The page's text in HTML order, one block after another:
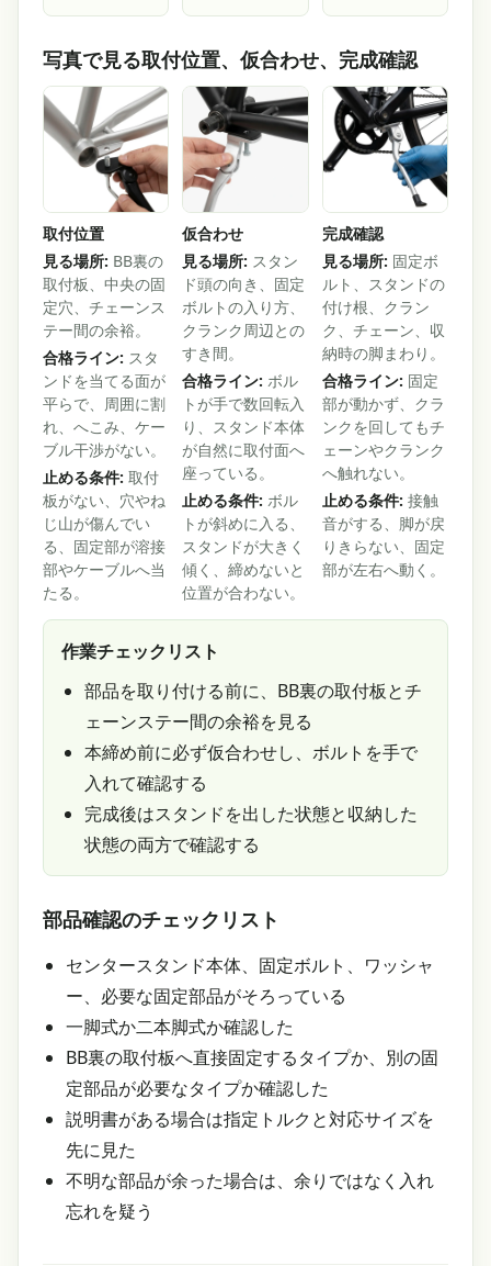
写真で見る取付位置、仮合わせ、完成確認
取付位置
見る場所: BB裏の
取付板、中央の固
定穴、チェーンス
テー間の余裕。
合格ライン: スタ
ンドを当てる面が
平らで、周囲に割
れ、へこみ、ケー
ブル干渉がない。
止める条件: 取付
板がない、穴やね
じ山が傷んでい
る、固定部が溶接
部やケーブルへ当
たる。
仮合わせ
見る場所: スタン
ド頭の向き、固定
ボルトの入り方、
クランク周辺との
すき間。
合格ライン: ボル
トが手で数回転入
り、スタンド本体
が自然に取付面へ
座っている。
止める条件: ボル
トが斜めに入る、
スタンドが大きく
傾く、締めないと
位置が合わない。
完成確認
見る場所: 固定ボ
ルト、スタンドの
付け根、クラン
ク、チェーン、収
納時の脚まわり。
合格ライン: 固定
部が動かず、クラ
ンクを回してもチ
ェーンやクランク
へ触れない。
止める条件: 接触
音がする、脚が戻
りきらない、固定
部が左右へ動く。
作業チェックリスト
部品を取り付ける前に、BB裏の取付板とチ
ェーンステー間の余裕を見る
本締め前に必ず仮合わせし、ボルトを手で
入れて確認する
完成後はスタンドを出した状態と収納した
状態の両方で確認する
部品確認のチェックリスト
センタースタンド本体、固定ボルト、ワッシャ
ー、必要な固定部品がそろっている
一脚式か二本脚式か確認した
BB裏の取付板へ直接固定するタイプか、別の固
定部品が必要なタイプか確認した
説明書がある場合は指定トルクと対応サイズを
先に見た
不明な部品が余った場合は、余りではなく入れ
忘れを疑う